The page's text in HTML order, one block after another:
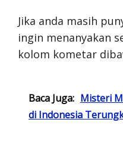
Jika anda masih
ingin menanyakan
kolom kometar
Baca Juga: Misteri
di Indonesia